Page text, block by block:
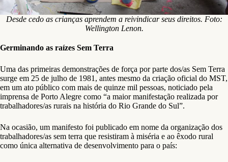
Desde cedo as crianças aprendem a reivindicar seus direitos. Foto:
Wellington Lenon.
Germinando as raízes Sem Terra
Uma das primeiras demonstrações de força por parte dos/as Sem Terra
surge em 25 de julho de 1981, antes mesmo da criação oficial do MST,
em um ato público com mais de quinze mil pessoas, noticiado pela
imprensa de Porto Alegre como “a maior manifestação realizada por
trabalhadores/as rurais na história do Rio Grande do Sul”.
Na ocasião, um manifesto foi publicado em nome da organização dos
trabalhadores/as sem terra que resistiram à miséria e ao êxodo rural
como única alternativa de desenvolvimento para o país: